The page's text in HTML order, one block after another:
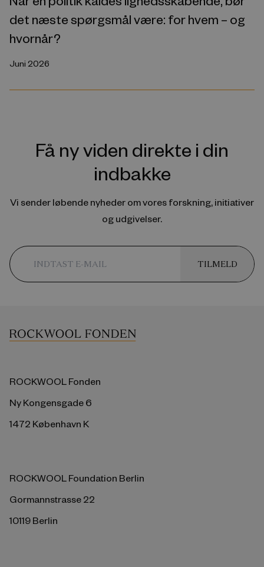
det næste spørgsmål være: for hvem – og
hvornår?
Juni 2026
Få ny viden direkte i din
indbakke
Vi sender løbende nyheder om vores forskning, initiativer
og udgivelser.
TILMELD
ROCKWOOL Fonden
Ny Kongensgade 6
1472 København K
ROCKWOOL Foundation Berlin
Gormannstrasse 22
10119 Berlin